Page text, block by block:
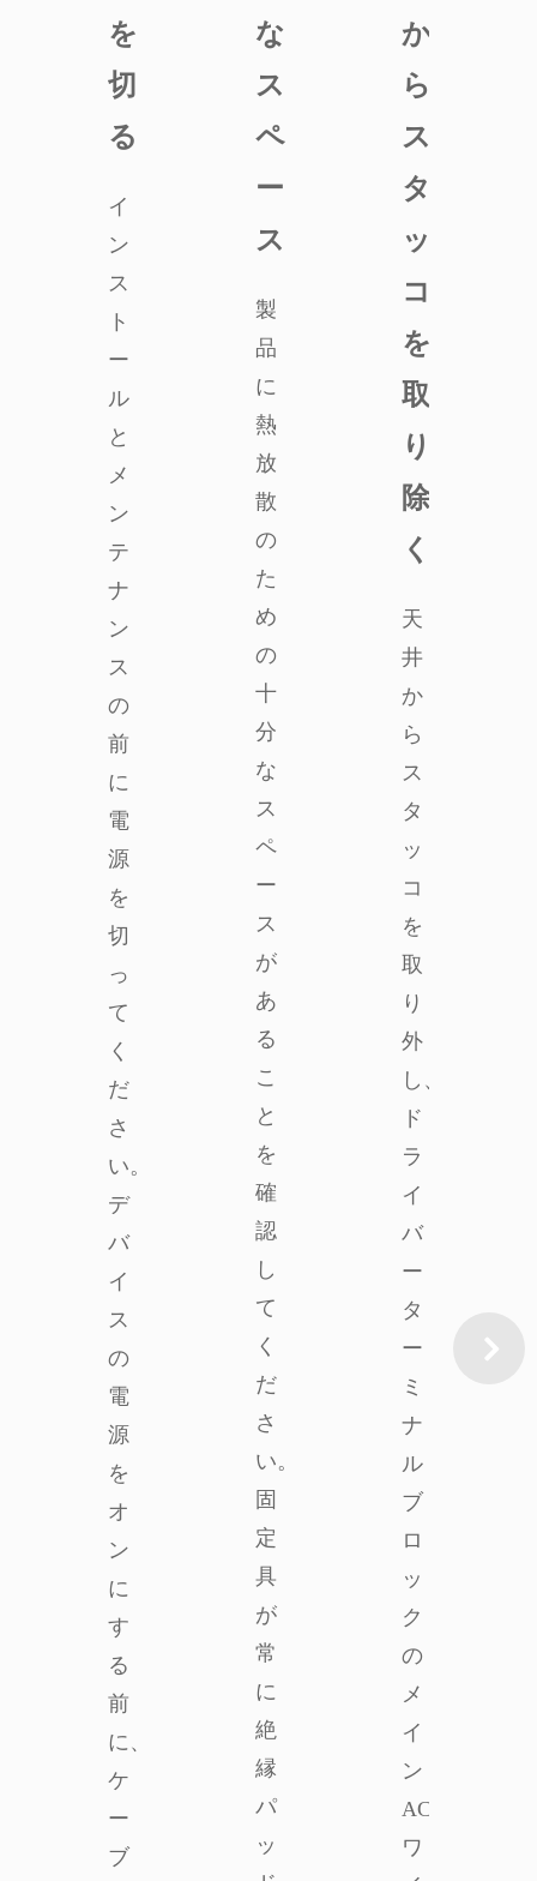
を
切
る
イ
ン
ス
ト
ー
ル
と
メ
ン
テ
ナ
ン
ス
の
前
に
電
源
を
切
っ
て
く
だ
さ
い。
デ
バ
イ
ス
の
電
源
を
オ
ン
に
す
る
前
に、
ケ
ー
ブ
な
ス
ペ
ー
ス
製
品
に
熱
放
散
の
た
め
の
十
分
な
ス
ペ
ー
ス
が
あ
る
こ
と
を
確
認
し
て
く
だ
さ
い。
固
定
具
が
常
に
絶
縁
パ
ッ
か
ら
ス
タ
ッ
コ
を
取
り
除
く
天
井
か
ら
ス
タ
ッ
コ
を
取
り
外
し、
ド
ラ
イ
バ
ー
タ
ー
ミ
ナ
ル
ブ
ロ
ッ
ク
の
メ
イ
ン
AC
ワ